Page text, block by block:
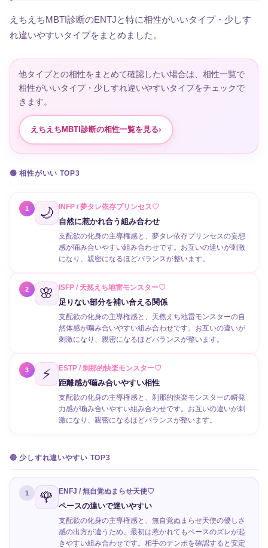
えちえちMBTI診断のENTJと特に相性がいいタイプ・少しす
れ違いやすいタイプをまとめました。
他タイプとの相性をまとめて確認したい場合は、相性一覧で
相性がいいタイプ・少しすれ違いやすいタイプをチェックで
きます。
えちえちMBTI診断の相性一覧を見る›
🟢 相性がいい TOP3
1 🌙 INFP / 夢タレ依存プリンセス♡
自然に惹かれ合う組み合わせ
支配欲の化身の主導権感と、夢タレ依存プリンセスの妄想
感が噛み合いやすい組み合わせです。お互いの違いが刺激
になり、親密になるほどバランスが整います。
2 🌸 ISFP / 天然えち地雷モンスター♡
足りない部分を補い合える関係
支配欲の化身の主導権感と、天然えち地雷モンスターの自
然体感が噛み合いやすい組み合わせです。お互いの違いが
刺激になり、親密になるほどバランスが整います。
3 ⚡ ESTP / 刹那的快楽モンスター♡
距離感が噛み合いやすい相性
支配欲の化身の主導権感と、刹那的快楽モンスターの瞬発
力感が噛み合いやすい組み合わせです。お互いの違いが刺
激になり、親密になるほどバランスが整います。
🔴 少しすれ違いやすい TOP3
1 🌹 ENFJ / 無自覚ぬまらせ天使♡
ペースの違いで迷いやすい
支配欲の化身の主導権感と、無自覚ぬまらせ天使の優しさ
感の出方が違うため、最初は惹かれてもペースのズレが起
きやすい組み合わせです。相手のテンポを確認すると安定